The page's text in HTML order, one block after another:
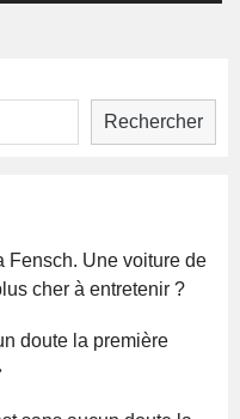
Rechercher
Fensch. Une voiture de
cher à entretenir ?
doute la première